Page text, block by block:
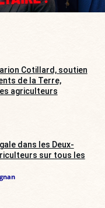
Cotillard, soutien
de la Terre,
agriculteurs
dans les Deux-
sur tous les